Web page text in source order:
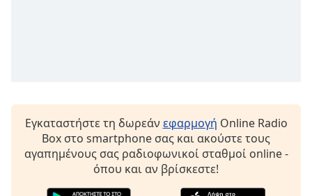
ColorΕγκαταστήστε τη δωρεάν εφαρμογή Online Radio
Box στο smartphone σας και ακούστε τους
αγαπημένους σας ραδιοφωνικοί σταθμοί online -
όπου και αν βρίσκεστε!